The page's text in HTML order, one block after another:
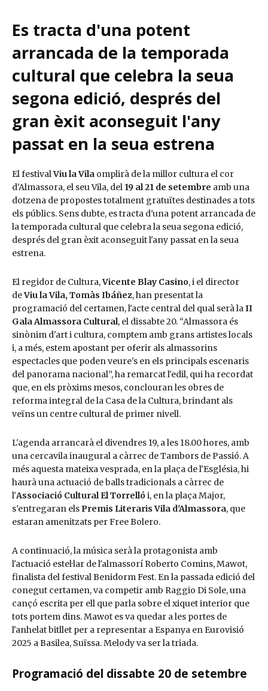
Es tracta d'una potent
arrancada de la temporada
cultural que celebra la seua
segona edició, després del
gran èxit aconseguit l'any
passat en la seua estrena
El festivalViu la Vila omplirà de la millor cultura el cor
d'Almassora, el seu Vila, del 19 al 21 de setembre amb una
dotzena de propostes totalment gratuïtes destinades a tots
els públics. Sens dubte, es tracta d'una potent arrancada de
la temporada cultural que celebra la seua segona edició,
després del gran èxit aconseguit l'any passat en la seua
estrena.
El regidor de Cultura,Vicente Blay Casino, i el director
deViu la Vila, Tomàs Ibáñez, han presentat la
programació del certamen, l'acte central del qual serà laII
Gala Almassora Cultural, el dissabte 20. “Almassora és
sinònim d'art i cultura, comptem amb grans artistes locals
i, a més, estem apostant per oferir als almassorins
espectacles que poden veure's en els principals escenaris
del panorama nacional”, ha remarcat l'edil, qui ha recordat
que, en els pròxims mesos, conclouran les obres de
reforma integral de la Casa de la Cultura, brindant als
veïns un centre cultural de primer nivell.
L'agenda arrancarà el divendres 19, a les 18.00 hores, amb
una cercavila inaugural a càrrec de Tambors de Passió. A
més aquesta mateixa vesprada, en la plaça de l'Església, hi
haurà una actuació de balls tradicionals a càrrec de
l'Associació Cultural El Torrellói, en la plaça Major,
s'entregaran els Premis Literaris Vila d'Almassora, que
estaran amenitzats per Free Bolero.
A continuació, la música serà la protagonista amb
l'actuació estel·lar de l'almassorí Roberto Comins, Mawot,
finalista del festival Benidorm Fest. En la passada edició del
conegut certamen, va competir amb Raggio Di Sole, una
cançó escrita per ell que parla sobre el xiquet interior que
tots portem dins. Mawot es va quedar a les portes de
l'anhelat bitllet per a representar a Espanya en Eurovisió
2025 a Basilea, Suïssa. Melody va ser la triada.
Programació del dissabte 20 de setembre